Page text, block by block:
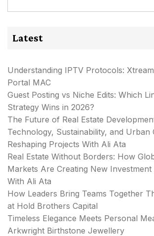
Latest
Understanding IPTV Protocols:
Portal MAC
Guest Posting vs Niche Edits: Which
Strategy Wins in 2026?
The Future of Real Estate
Technology, Sustainability, and Urban
Reshaping Projects With Ali Ata
Real Estate Without Borders: How
Markets Are Creating New Investment
With Ali Ata
How Leaders Bring Teams Together
at Hold Brothers Capital
Timeless Elegance Meets Personal
Arkwright Birthstone Jewellery